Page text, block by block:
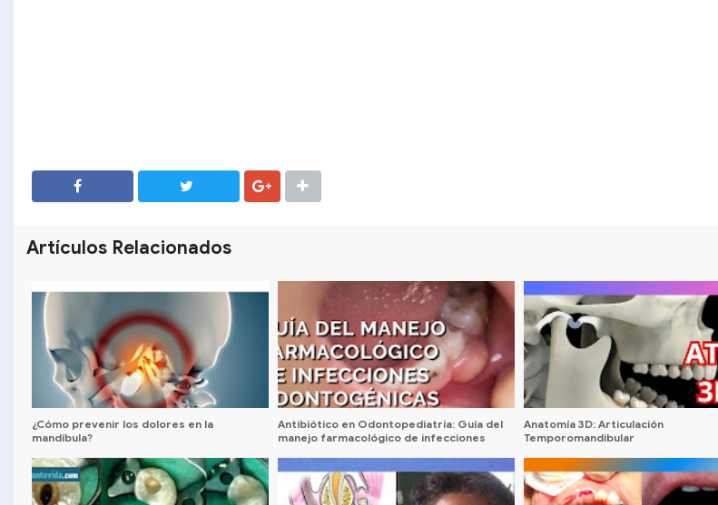
Artículos Relacionados
¿Cómo prevenir los dolores en la
mandíbula?
Antibiótico en Odontopediatría: Guía del
manejo farmacológico de infecciones
Anatomía 3D: Articulación
Temporomandibular